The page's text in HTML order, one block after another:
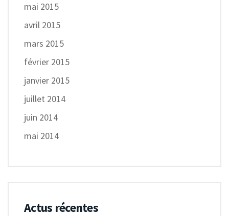
mai 2015
avril 2015
mars 2015
février 2015
janvier 2015
juillet 2014
juin 2014
mai 2014
Actus récentes